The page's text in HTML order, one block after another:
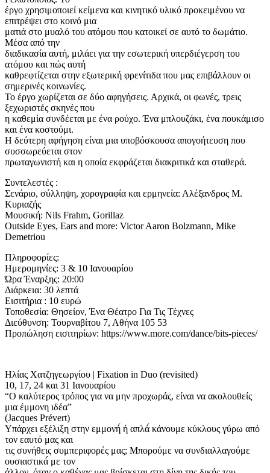
έργο χρησιμοποιεί κείμενα και κινητικό υλικό προκειμένου να
επιτρέψει στο κοινό μια
ματιά στο μυαλό του ατόμου που κατοικεί σε αυτό το δωμάτιο.
Μέσα από την
διαδικασία αυτή, μιλάει για την εσωτερική υπερδιέγερση του
ατόμου και πώς αυτή
καθρεφτίζεται στην εξωτερική φρενίτιδα που μας επιβάλλουν οι
σημερινές κοινωνίες.
Το έργο χωρίζεται σε δύο αφηγήσεις. Αρχικά, οι φωνές, τρεις
ξεχωριστές σκηνές που
η καθεμία συνδέεται με ένα ρούχο. Ένα μπλουζάκι, ένα πουκάμισο
και ένα κοστούμι.
Η δεύτερη αφήγηση είναι μια υποβόσκουσα απογοήτευση που
συσσωρεύεται στον
πρωταγωνιστή και η οποία εκφράζεται διακριτικά και σταθερά.
Συντελεστές :
Σενάριο, σύλληψη, χορογραφία και ερμηνεία: Αλέξανδρος Μ.
Κυριαζής
Μουσική: Nils Frahm, Gorillaz
Outside Eyes, Ears and more: Victor Aaron Bolzmann, Mike
Demetriou
Πληροφορίες:
Ημερομηνίες: 3 & 10 Ιανουαρίου
Ώρα Έναρξης: 20:00
Διάρκεια: 30 λεπτά
Εισιτήρια : 10 ευρώ
Τοποθεσία: Θησείον, Ένα Θέατρο Για Τις Τέχνες
Διεύθυνση: Τουρναβίτου 7, Αθήνα 105 53
Προπώληση εισιτηρίων: https://www.more.com/dance/bits-pieces/
Ηλίας Χατζηγεωργίου | Fixation in Duo (revisited)
10, 17, 24 και 31 Ιανουαρίου
“Ο καλύτερος τρόπος για να μην προχωράς, είναι να ακολουθείς
μια έμμονη ιδέα”
(Jacques Prévert)
Υπάρχει εξέλιξη στην εμμονή́ ή απλά́ κάνουμε κύκλους γύρω από
τον εαυτό μας και
τις συνήθεις συμπεριφορές μας; Μπορούμε να συνδιαλλαγούμε
ουσιαστικά́ με τον